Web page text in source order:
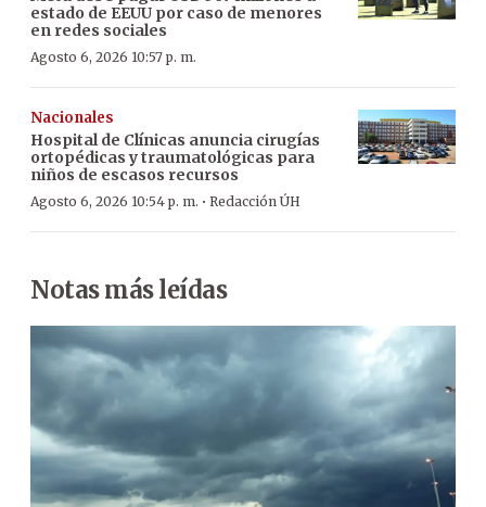
estado de EEUU por caso de menores
en redes sociales
Agosto 6, 2026 10:57 p. m.
Nacionales
Hospital de Clínicas anuncia cirugías
ortopédicas y traumatológicas para
niños de escasos recursos
Agosto 6, 2026 10:54 p. m. · Redacción ÚH
Notas más leídas